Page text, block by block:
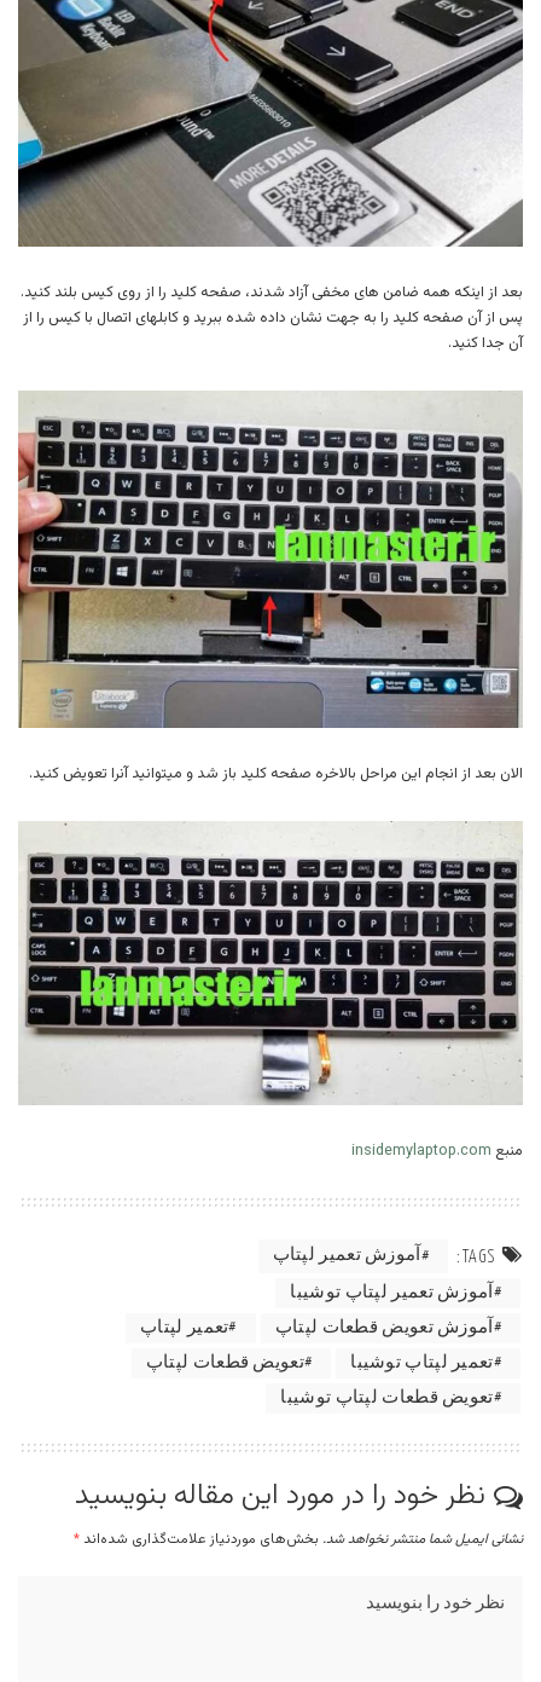
بعد از اینکه همه ضامن های مخفی آزاد شدند، صفحه کلید را از روی کیس بلند کنید.
پس از آن صفحه کلید را به جهت نشان داده شده ببرید و کابلهای اتصال با کیس را از
آن جدا کنید.
الان بعد از انجام این مراحل بالاخره صفحه کلید باز شد و میتوانید آنرا تعویض کنید.
منبع insidemylaptop.com
TAGS:
آموزش تعمیر لپتاپ
آموزش تعمیر لپتاپ توشیبا
آموزش تعویض قطعات لپتاپ
تعمیر لپتاپ
تعمیر لپتاپ توشیبا
تعویض قطعات لپتاپ
تعویض قطعات لپتاپ توشیبا
نظر خود را در مورد این مقاله بنویسید
نشانی ایمیل شما منتشر نخواهد شد. بخش‌های موردنیاز علامت‌گذاری شده‌اند *